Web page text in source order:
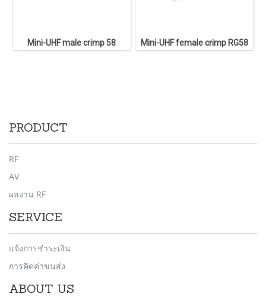
Mini-UHF male crimp 58 Mini-UHF female crimp RG58
PRODUCT
RF
AV
ผลงาน RF
SERVICE
แจ้งการชำระเงิน
การคิดค่าขนส่ง
ABOUT US